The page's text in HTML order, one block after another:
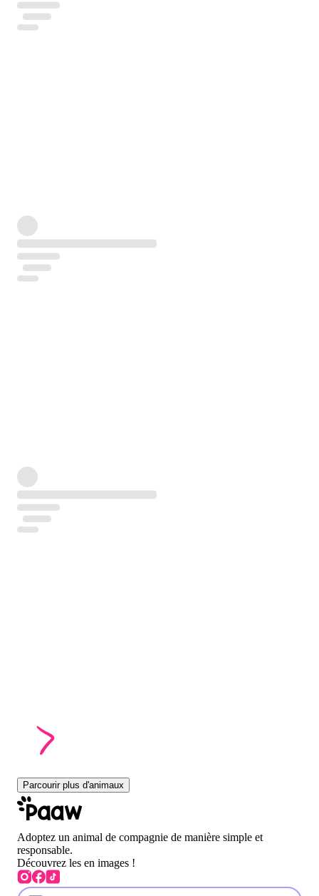
Parcourir plus d'animaux
Adoptez un animal de compagnie de manière simple et
responsable.
Découvrez les en images !